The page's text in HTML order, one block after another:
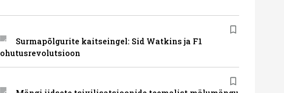
Surmapõlgurite kaitseingel: Sid Watkins ja F1
ohutusrevolutsioon